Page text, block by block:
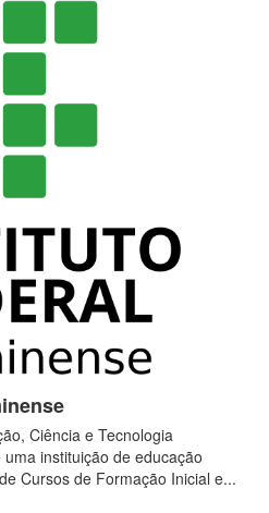
Ciência e Tecnologia
instituição de educação
Cursos de Formação Inicial e...